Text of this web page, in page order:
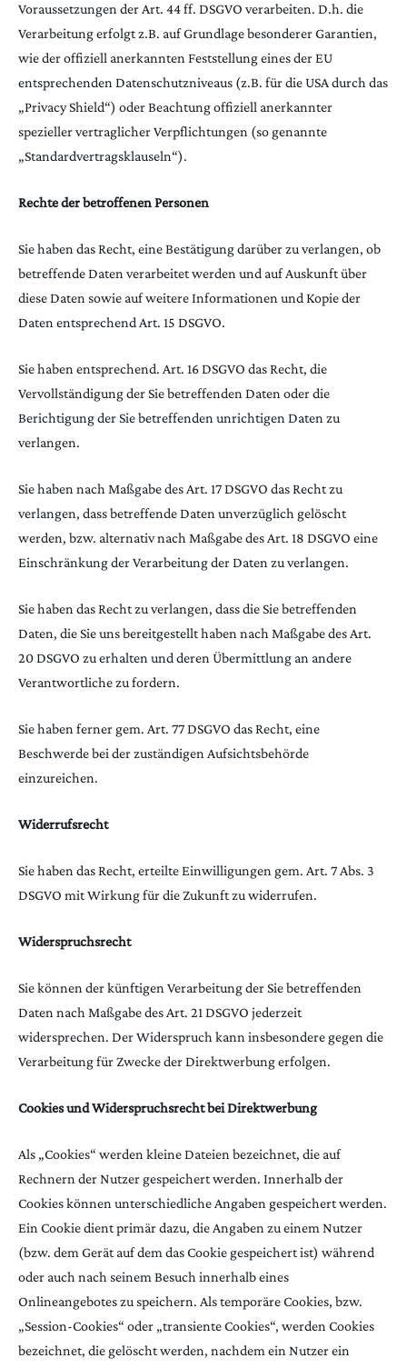
Voraussetzungen der Art. 44 ff. DSGVO verarbeiten. D.h. die
Verarbeitung erfolgt z.B. auf Grundlage besonderer Garantien,
wie der offiziell anerkannten Feststellung eines der EU
entsprechenden Datenschutzniveaus (z.B. für die USA durch das
„Privacy Shield“) oder Beachtung offiziell anerkannter
spezieller vertraglicher Verpflichtungen (so genannte
„Standardvertragsklauseln“).
Rechte der betroffenen Personen
Sie haben das Recht, eine Bestätigung darüber zu verlangen, ob
betreffende Daten verarbeitet werden und auf Auskunft über
diese Daten sowie auf weitere Informationen und Kopie der
Daten entsprechend Art. 15 DSGVO.
Sie haben entsprechend. Art. 16 DSGVO das Recht, die
Vervollständigung der Sie betreffenden Daten oder die
Berichtigung der Sie betreffenden unrichtigen Daten zu
verlangen.
Sie haben nach Maßgabe des Art. 17 DSGVO das Recht zu
verlangen, dass betreffende Daten unverzüglich gelöscht
werden, bzw. alternativ nach Maßgabe des Art. 18 DSGVO eine
Einschränkung der Verarbeitung der Daten zu verlangen.
Sie haben das Recht zu verlangen, dass die Sie betreffenden
Daten, die Sie uns bereitgestellt haben nach Maßgabe des Art.
20 DSGVO zu erhalten und deren Übermittlung an andere
Verantwortliche zu fordern.
Sie haben ferner gem. Art. 77 DSGVO das Recht, eine
Beschwerde bei der zuständigen Aufsichtsbehörde
einzureichen.
Widerrufsrecht
Sie haben das Recht, erteilte Einwilligungen gem. Art. 7 Abs. 3
DSGVO mit Wirkung für die Zukunft zu widerrufen.
Widerspruchsrecht
Sie können der künftigen Verarbeitung der Sie betreffenden
Daten nach Maßgabe des Art. 21 DSGVO jederzeit
widersprechen. Der Widerspruch kann insbesondere gegen die
Verarbeitung für Zwecke der Direktwerbung erfolgen.
Cookies und Widerspruchsrecht bei Direktwerbung
Als „Cookies“ werden kleine Dateien bezeichnet, die auf
Rechnern der Nutzer gespeichert werden. Innerhalb der
Cookies können unterschiedliche Angaben gespeichert werden.
Ein Cookie dient primär dazu, die Angaben zu einem Nutzer
(bzw. dem Gerät auf dem das Cookie gespeichert ist) während
oder auch nach seinem Besuch innerhalb eines
Onlineangebotes zu speichern. Als temporäre Cookies, bzw.
„Session-Cookies“ oder „transiente Cookies“, werden Cookies
bezeichnet, die gelöscht werden, nachdem ein Nutzer ein